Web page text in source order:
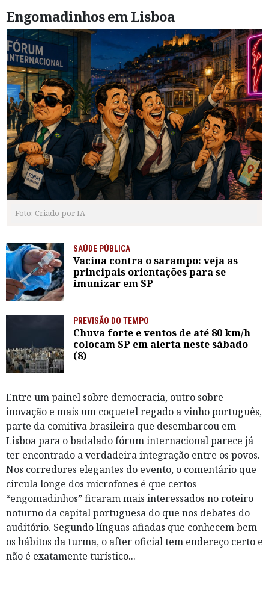
Engomadinhos em Lisboa
Foto: Criado por IA
SAÚDE PÚBLICA
Vacina contra o sarampo: veja as
principais orientações para se
imunizar em SP
PREVISÃO DO TEMPO
Chuva forte e ventos de até 80 km/h
colocam SP em alerta neste sábado
(8)
Entre um painel sobre democracia, outro sobre
inovação e mais um coquetel regado a vinho português,
parte da comitiva brasileira que desembarcou em
Lisboa para o badalado fórum internacional parece já
ter encontrado a verdadeira integração entre os povos.
Nos corredores elegantes do evento, o comentário que
circula longe dos microfones é que certos
“engomadinhos” ficaram mais interessados no roteiro
noturno da capital portuguesa do que nos debates do
auditório. Segundo línguas afiadas que conhecem bem
os hábitos da turma, o after oficial tem endereço certo e
não é exatamente turístico...